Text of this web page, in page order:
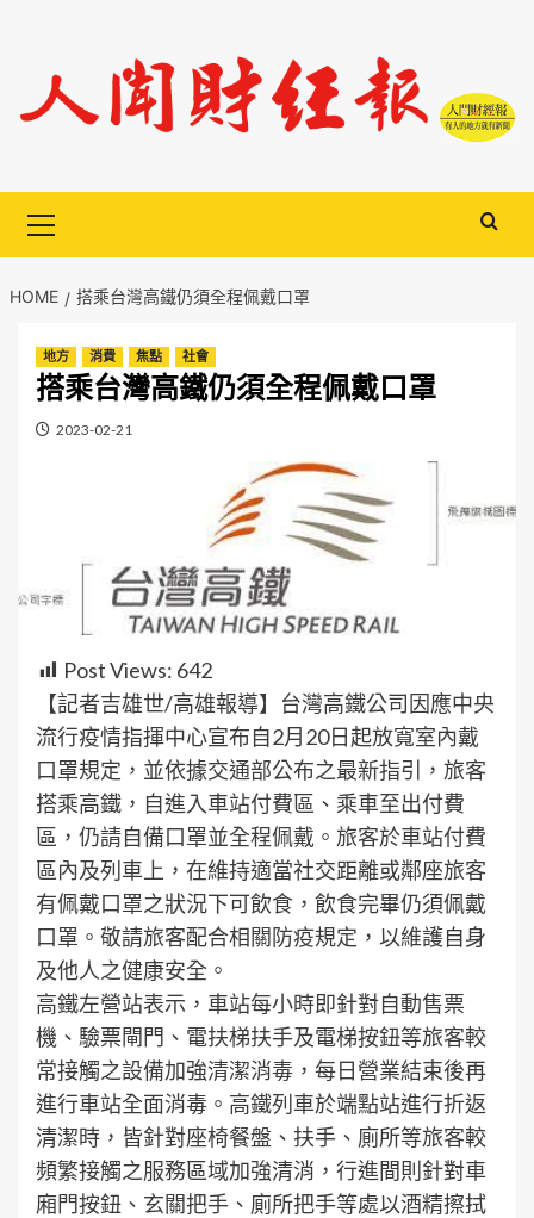
content
Menu
HOME 搭乘台灣高鐵仍須全程佩戴口罩
地方 消費 焦點 社會
搭乘台灣高鐵仍須全程佩戴口罩
2023-02-21
Post Views: 642
【記者吉雄世/高雄報導】台灣高鐵公司因應中央
流行疫情指揮中心宣布自2月20日起放寬室內戴
口罩規定，並依據交通部公布之最新指引，旅客
搭乘高鐵，自進入車站付費區、乘車至出付費
區，仍請自備口罩並全程佩戴。旅客於車站付費
區內及列車上，在維持適當社交距離或鄰座旅客
有佩戴口罩之狀況下可飲食，飲食完畢仍須佩戴
口罩。敬請旅客配合相關防疫規定，以維護自身
及他人之健康安全。
高鐵左營站表示，車站每小時即針對自動售票
機、驗票閘門、電扶梯扶手及電梯按鈕等旅客較
常接觸之設備加強清潔消毒，每日營業結束後再
進行車站全面消毒。高鐵列車於端點站進行折返
清潔時，皆針對座椅餐盤、扶手、廁所等旅客較
頻繁接觸之服務區域加強清消，行進間則針對車
廂門按鈕、玄關把手、廁所把手等處以酒精擦拭